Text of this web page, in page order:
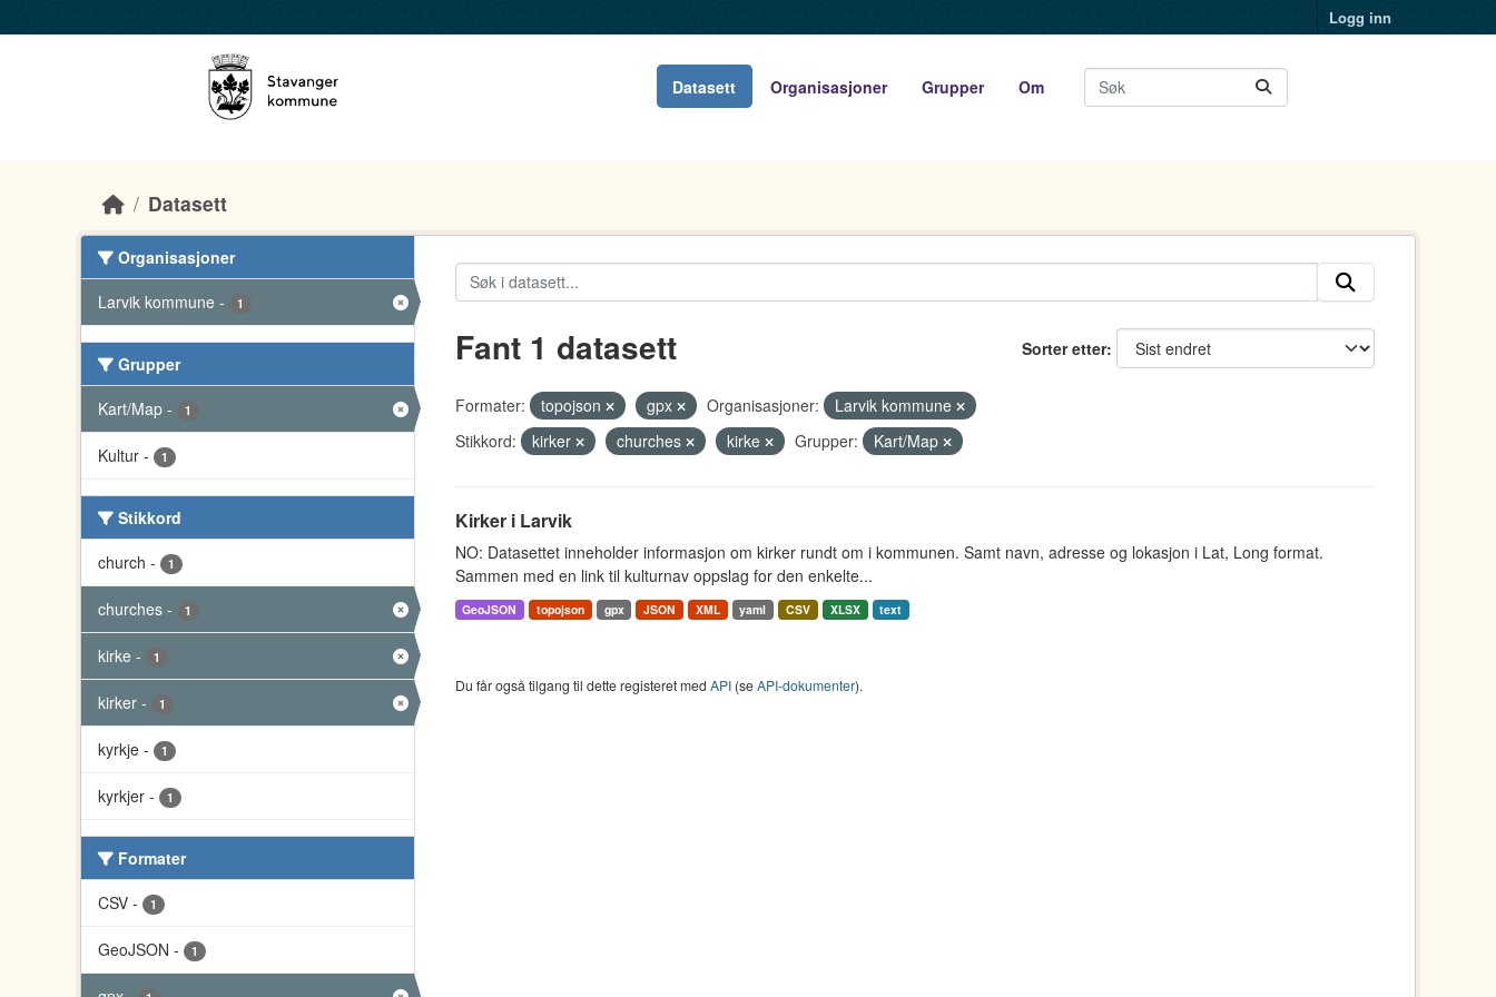
Logg inn
Datasett Organisasjoner Grupper Om
Datasett
Organisasjoner
Larvik kommune - 1
Grupper
Kart/Map - 1
Kultur - 1
Stikkord
church - 1
churches - 1
kirke - 1
kirker - 1
kyrkje - 1
kyrkjer - 1
Formater
CSV - 1
GeoJSON - 1
Sorter etter
Fant 1 datasett
Formater: topojson gpx Organisasjoner:
Larvik kommune
Stikkord:
kirker churches kirke Grupper: Kart/Map
Kirker i Larvik
NO: Datasettet inneholder informasjon om kirker rundt om i kommunen. Samt navn, adresse og lokasjon i Lat, Long format.
Sammen med en link til kulturnav oppslag for den enkelte...
GeoJSON topojson gpx JSON XML yaml CSV XLSX text
Du får også tilgang til dette registeret med API(seAPI-dokumenter).